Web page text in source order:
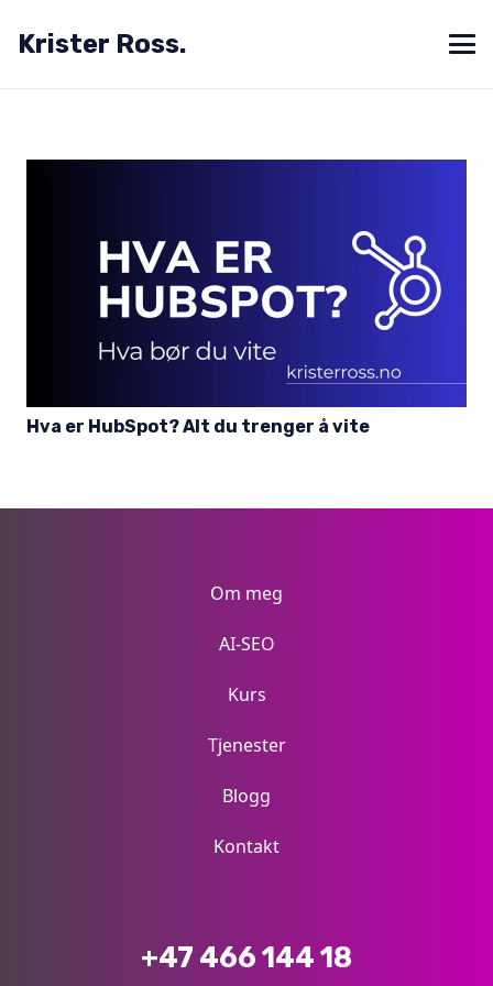
Krister Ross.
Hva er HubSpot? Alt du trenger å vite
Om meg
AI-SEO
Kurs
Tjenester
Blogg
Kontakt
+47 466 144 18